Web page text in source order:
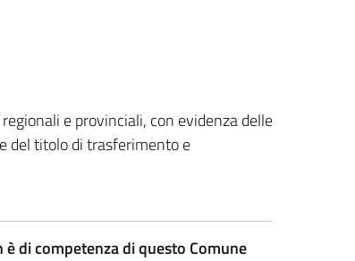
e provinciali, con evidenza delle
del titolo di trasferimento e
di competenza di questo Comune